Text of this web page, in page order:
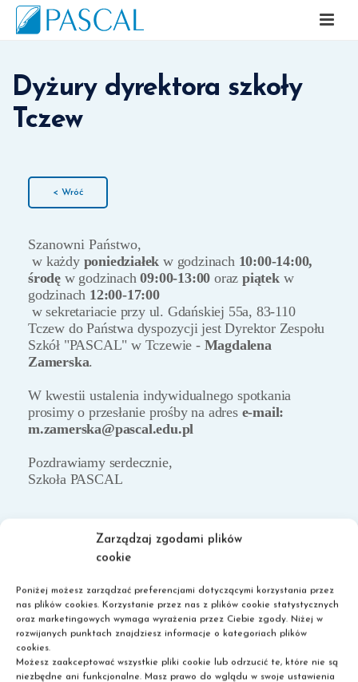
Zarządzaj zgodami plików
cookie
Poniżej możesz zarządzać preferencjami dotyczącymi korzystania przez
nas plików cookies. Korzystanie przez nas z plików cookie statystycznych
oraz marketingowych wymaga wyrażenia przez Ciebie zgody. Niżej w
rozwijanych punktach znajdziesz informacje o kategoriach plików
cookies.
Możesz zaakceptować wszystkie pliki cookie lub odrzucić te, które nie są
niezbędne ani funkcjonalne. Masz prawo do wglądu w swoje ustawienia
Dyżury dyrektora szkoły
Tczew
< Wróć
Szanowni Państwo,
w każdy poniedziałekw godzinach10:00-14:00,
środę w godzinach09:00-13:00orazpiątek w
godzinach 12:00-17:00
w sekretariacie przy ul. Gdańskiej 55a, 83-110
Tczew do Państwa dyspozycji jest Dyrektor Zespołu
Szkół "PASCAL" w Tczewie - Magdalena
Zamerska.
W kwestii ustalenia indywidualnego spotkania
prosimy o przesłanie prośby na adres e-mail:
m.zamerska@pascal.edu.pl
Pozdrawiamy serdecznie,
Szkoła PASCAL
Szkoła policealna
Liceum dla dorosłych
Nie wymagamy matury!